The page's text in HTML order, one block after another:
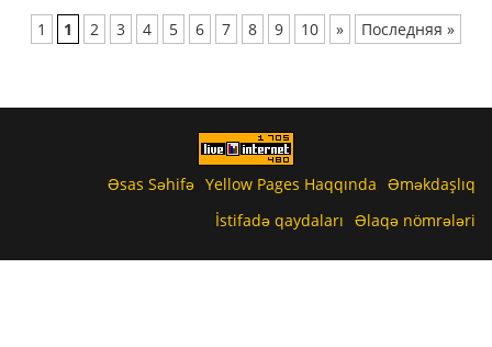
1 1 2 3 4 5 6 7 8 9 10 » Последняя »
Əsas Səhifə Yellow Pages Haqqında Əməkdaşlıq
İstifadə qaydaları Əlaqə nömrələri